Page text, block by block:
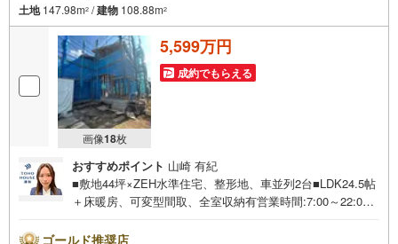
土地147.98m2 /建物 108.88m2
画像18枚
5,599万円
成約でもらえる
おすすめポイント 山崎 有紀
■敷地44坪×ZEH水準住宅、整形地、車並列2台■LDK24.5帖
＋床暖房、可変型間取、全室収納有営業時間:7:00～22:00
スムーズにご案内できますぜひお気軽にご連絡下さい！東
ゴールド推奨店